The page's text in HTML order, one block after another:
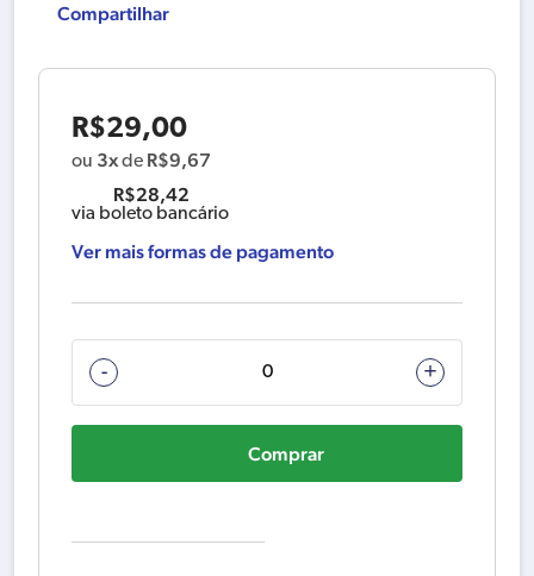
Compartilhar
R$29,00
ou 3xde R$9,67
R$28,42
via boleto bancário
Ver mais formas de pagamento
-
TAMPA
D
616830-
00
+
Comprar